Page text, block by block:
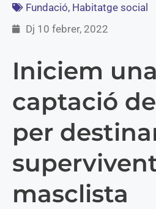
Fundació, Habitatge social
Dj 10 febrer, 2022
Iniciem
captació
per
masclista